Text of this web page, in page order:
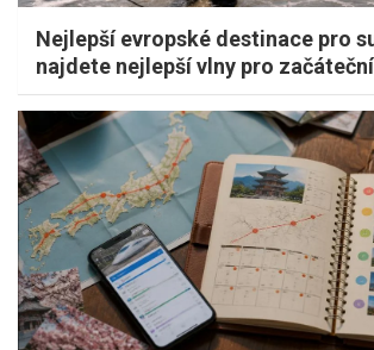
Nejlepší evropské destinace pro
najdete nejlepší vlny pro